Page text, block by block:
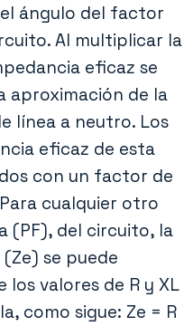
ángulo del factor
Al multiplicar la
eficaz se
aproximación de la
línea a neutro. Los
eficaz de esta
con un factor de
cualquier otro
(PF), del circuito, la
se puede
valores de R y XL
como sigue: Ze = R